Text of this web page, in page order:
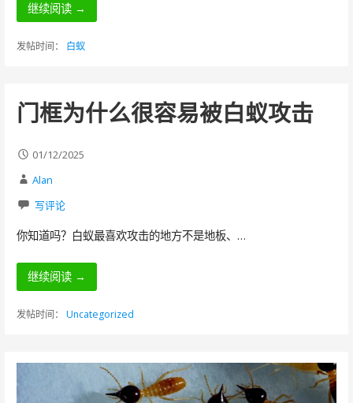
继续阅读 →
发帖时间： 白蚁
门框为什么很容易被白蚁攻击
01/12/2025
Alan
写评论
你知道吗？白蚁最喜欢攻击的地方不是地板、…
继续阅读 →
发帖时间： Uncategorized